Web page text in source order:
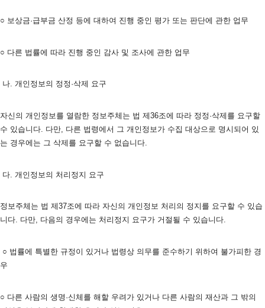
○ 보상금·급부금 산정 등에 대하여 진행 중인 평가 또는 판단에 관한 업무
○ 다른 법률에 따라 진행 중인 감사 및 조사에 관한 업무
나. 개인정보의 정정·삭제 요구
자신의 개인정보를 열람한 정보주체는 법 제36조에 따라 정정·삭제를 요구할
수 있습니다. 다만, 다른 법령에서 그 개인정보가 수집 대상으로 명시되어 있
는 경우에는 그 삭제를 요구할 수 없습니다.
다. 개인정보의 처리정지 요구
정보주체는 법 제37조에 따라 자신의 개인정보 처리의 정지를 요구할 수 있습
니다. 다만, 다음의 경우에는 처리정지 요구가 거절될 수 있습니다.
○ 법률에 특별한 규정이 있거나 법령상 의무를 준수하기 위하여 불가피한 경
우
○ 다른 사람의 생명·신체를 해할 우려가 있거나 다른 사람의 재산과 그 밖의